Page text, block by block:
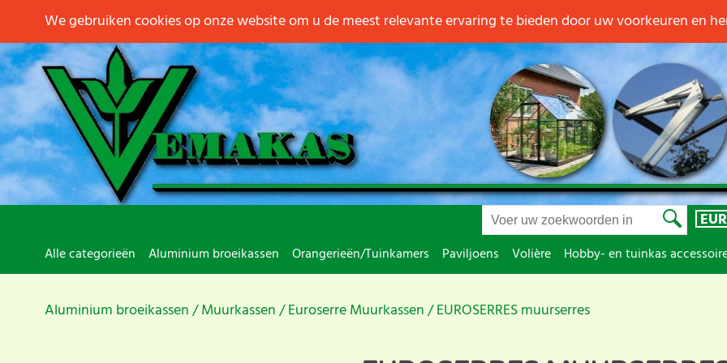
EUR
Alle categorieën Aluminium broeikassen Orangerieën/Tuinkamers Paviljoens Volière Hobby- en tuinkas
Aluminium broeikassen Muurkassen Euroserre Muurkassen EUROSERRES muurserres
We gebruiken cookies op onze website om u de meest relevante ervaring te bieden door uw voorkeuren en